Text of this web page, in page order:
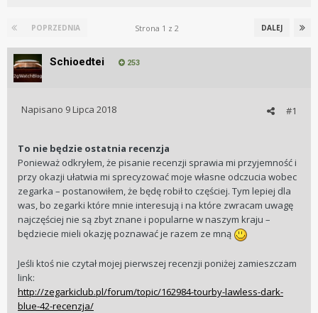
POPRZEDNIA DALEJ
Strona 1 z 2
Schioedtei 253
#1
Napisano 9 Lipca 2018
To nie będzie ostatnia recenzja
Ponieważ odkryłem, że pisanie recenzji sprawia mi przyjemność i
przy okazji ułatwia mi sprecyzować moje własne odczucia wobec
zegarka – postanowiłem, że będę robił to częściej. Tym lepiej dla
was, bo zegarki które mnie interesują i na które zwracam uwagę
najczęściej nie są zbyt znane i popularne w naszym kraju –
będziecie mieli okazję poznawać je razem ze mną
Jeśli ktoś nie czytał mojej pierwszej recenzji poniżej zamieszczam
link:
http://zegarkiclub.pl/forum/topic/162984-tourby-lawless-dark-
blue-42-recenzja/